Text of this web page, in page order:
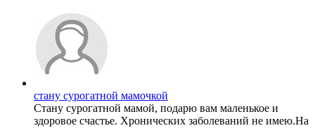
стану сурогатной мамочкой
Стану сурогатной мамой, подарю вам маленькое и
здоровое счастье. Хронических заболеваний не имею.На